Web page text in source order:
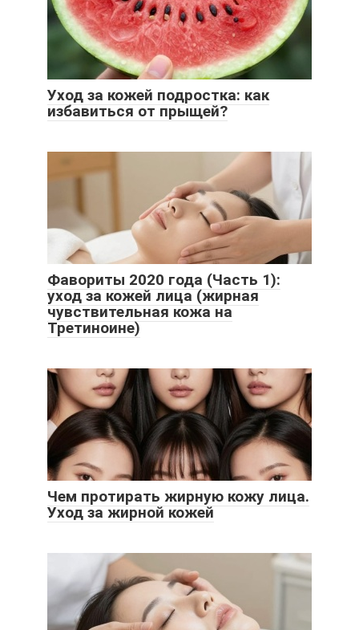
Уход за кожей подростка: как
избавиться от прыщей?
Фавориты 2020 года (Часть 1):
уход за кожей лица (жирная
чувствительная кожа на
Третиноине)
Чем протирать жирную кожу лица.
Уход за жирной кожей